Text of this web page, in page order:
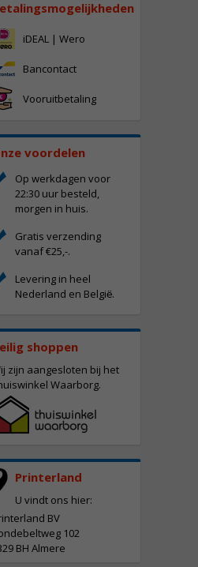
iDEAL | Wero
Bancontact
Vooruitbetaling
voordelen
Op werkdagen voor
22:30 uur besteld,
morgen in huis.
Gratis verzending
vanaf €25,-.
Levering in heel
Nederland en België.
shoppen
zijn aangesloten bij het
Waarborg.
Printerland
U vindt ons hier:
BV
102
BH Almere